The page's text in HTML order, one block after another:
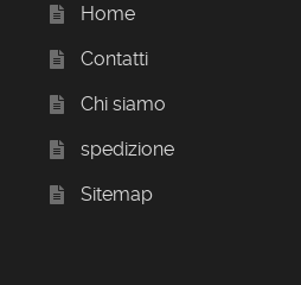
Home
Contatti
Chi siamo
spedizione
Sitemap